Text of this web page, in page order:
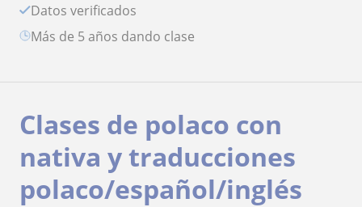
Datos verificados
más de 5 años dando clase
Clases de polaco con
nativa y traducciones
polaco/español/inglés